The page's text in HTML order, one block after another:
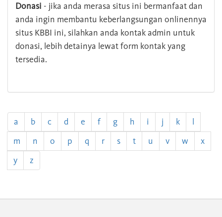
Donasi - jika anda merasa situs ini bermanfaat dan
anda ingin membantu keberlangsungan onlinennya
situs KBBI ini, silahkan anda kontak admin untuk
donasi, lebih detainya lewat form kontak yang
tersedia.
a b c d e f g h i j k
l
m
n o p q r s t u v w
x
y
z